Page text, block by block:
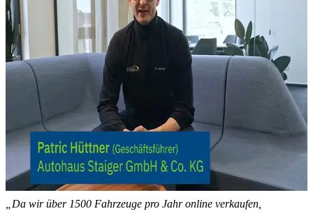
„Da wir über 1500 Fahrzeuge pro Jahr online verkaufen,